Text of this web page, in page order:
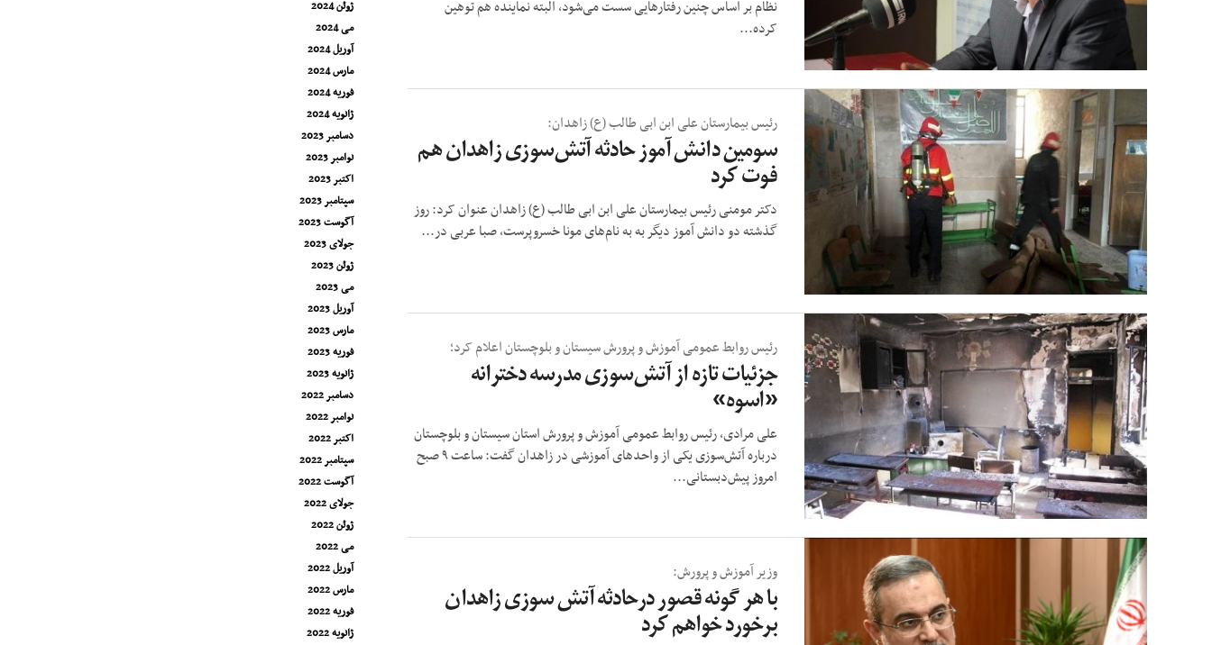
نظام بر اساس چنین رفتارهایی سست می‌شود، البته نماینده هم توهین
کرده...
رئیس بیمارستان علی ابن ابی طالب (ع) زاهدان:
‌سومین دانش آموز ‌حادثه آتش‌سوزی‌ زاهدان هم
فوت کرد
دکتر مومنی رئیس بیمارستان علی ابن ابی طالب (ع) زاهدان عنوان کرد: روز
گذشته دو دانش آموز دیگر به به نام‌های مونا خسروپرست، صبا عربی در...
رئیس روابط عمومی آموزش و پرورش سیستان و بلوچستان اعلام کرد؛
جزئیات تازه از آتش‌سوزی مدرسه دخترانه
«اسوه»
علی مرادی، رئیس روابط عمومی آموزش و پرورش استان سیستان و بلوچستان
درباره آتش‌سوزی یکی از واحدهای آموزشی در زاهدان گفت: ساعت ۹ صبح
امروز پیش‌دبستانی...
وزیر آموزش و پرورش:
با هر گونه قصور درحادثه آتش سوزی زاهدان
برخورد خواهم کرد
ژوئن 2024
می 2024
آوریل 2024
مارس 2024
فوریه 2024
ژانویه 2024
دسامبر 2023
نوامبر 2023
اکتبر 2023
سپتامبر 2023
آگوست 2023
جولای 2023
ژوئن 2023
می 2023
آوریل 2023
مارس 2023
فوریه 2023
ژانویه 2023
دسامبر 2022
نوامبر 2022
اکتبر 2022
سپتامبر 2022
آگوست 2022
جولای 2022
ژوئن 2022
می 2022
آوریل 2022
مارس 2022
فوریه 2022
ژانویه 2022